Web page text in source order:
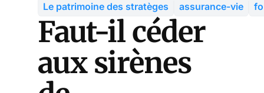
Le patrimoine des stratèges assurance-vie
Faut-il céder
aux sirènes